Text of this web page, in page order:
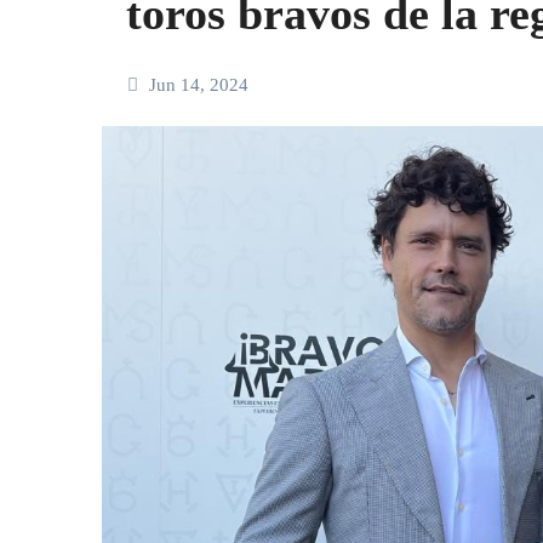
toros bravos de la
Jun 14, 2024